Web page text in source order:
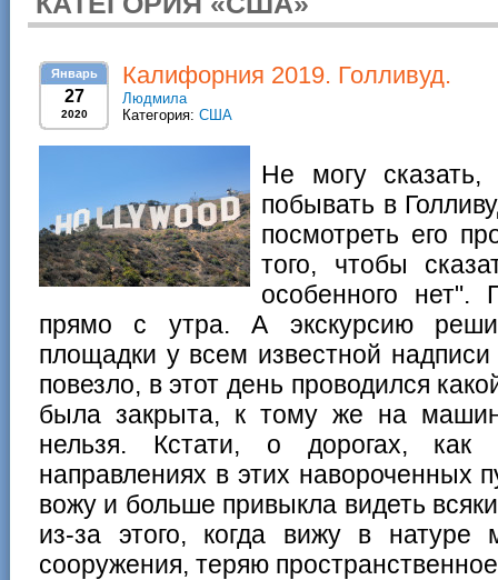
Январь
27
2020
Калифорния 2019. Голливуд.
Людмила
Категория: США
Не могу
побывать в
посмотреть его
того, чтобы
особенного нет".
прямо с утра. А экскурсию
площадки у всем известной
повезло, в этот день проводился
была закрыта, к тому же на
нельзя. Кстати, о дорогах,
направлениях в этих навороченных
вожу и больше привыкла видеть
из-за этого, когда вижу в натуре
сооружения, теряю